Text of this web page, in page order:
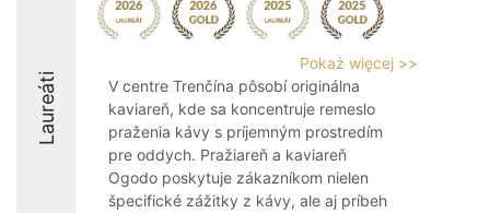
Laureáti
Pokaż więcej >>
V centre Trenčína pôsobí originálna
kaviareň, kde sa koncentruje remeslo
praženia kávy s príjemným prostredím
pre oddych. Pražiareň a kaviareň
Ogodo poskytuje zákazníkom nielen
špecifické zážitky z kávy, ale aj príbeh